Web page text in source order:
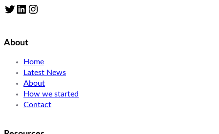
Twitter LinkedIn Instagram
About
Home
Latest News
About
How we started
Contact